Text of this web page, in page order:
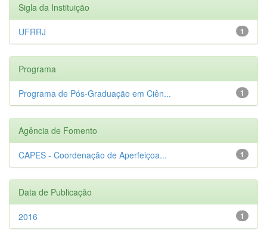
Sigla da Instituição
1
UFRRJ
Programa
1
Programa de Pós-Graduação em Ciên...
Agência de Fomento
1
CAPES - Coordenação de Aperfeiçoa...
Data de Publicação
1
2016